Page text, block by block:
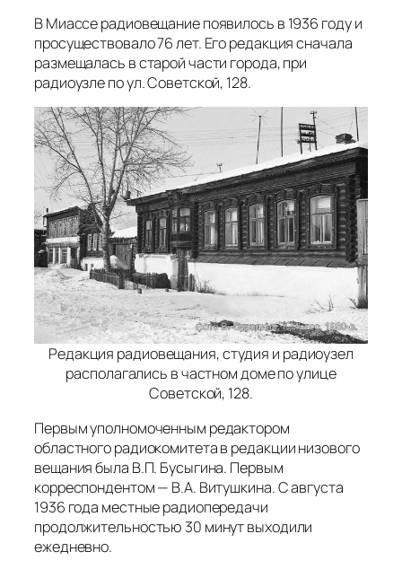
В Миассе радиовещание появилось в 1936 году и
просуществовало 76 лет. Его редакция сначала
размещалась в старой части города, при
радиоузле по ул. Советской, 128.
Редакция радиовещания, студия и радиоузел
располагались в частном доме по улице
Советской, 128.
Первым уполномоченным редактором
областного радиокомитета в редакции низового
вещания была В.П. Бусыгина. Первым
корреспондентом — В.А. Витушкина. С августа
1936 года местные радиопередачи
продолжительностью 30 минут выходили
ежедневно.